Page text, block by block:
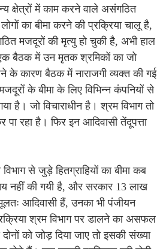
क्षेत्रों में काम करने वाले असंगठित
का बीमा करने की प्रक्रिया चालू है,
मजदूरों की मृत्यु हो चुकी है, अभी हाल
बैठक में उन मृतक श्रमिकों का जो
के कारण बैठक में नाराजगी व्यक्त की गई
के बीमा के लिए विभिन्न कंपनियों से
है। जो विचाराधीन है। श्रम विभाग तो
पा रहा है। फिर इन आदिवासी तेंदूपत्ता
से जुड़े हितग्राहियों का बीमा कब
नहीं की गयी है, और सरकार 13 लाख
आदिवासी हैं, उनका भी पंजीयन
श्रम विभाग पर डालने का असफल
को जोड़ दिया जाए तो इसकी संख्या